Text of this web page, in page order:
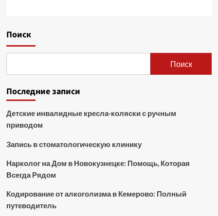
Поиск
Поиск
Последние записи
Детские инвалидные кресла-коляски с ручным
приводом
Запись в стоматологическую клинику
Нарколог на Дом в Новокузнецке: Помощь, Которая
Всегда Рядом
Кодирование от алкоголизма в Кемерово: Полный
путеводитель